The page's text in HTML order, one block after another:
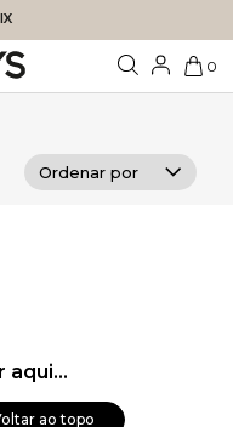
0
aqui...
ao topo